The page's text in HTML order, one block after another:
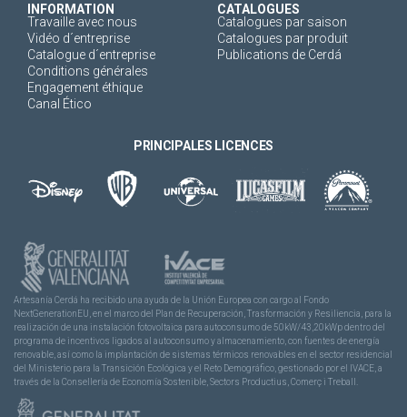
INFORMATION
Travaille avec nous
Vidéo d´entreprise
Catalogue d´entreprise
Conditions générales
Engagement éthique
Canal Ético
CATALOGUES
Catalogues par saison
Catalogues par produit
Publications de Cerdá
PRINCIPALES LICENCES
Artesanía Cerdá ha recibido una ayuda de la Unión Europea con cargo al Fondo
NextGenerationEU, en el marco del Plan de Recuperación, Trasformación y Resiliencia, para la
realización de una instalación fotovoltaica para autoconsumo de 50kW/43,20kWp dentro del
programa de incentivos ligados al autoconsumo y almacenamiento, con fuentes de energía
renovable, así como la implantación de sistemas térmicos renovables en el sector residencial
del Ministerio para la Transición Ecológica y el Reto Demográfico, gestionado por el IVACE, a
través de la Consellería de Economía Sostenible, Sectors Productius, Comerç i Treball.